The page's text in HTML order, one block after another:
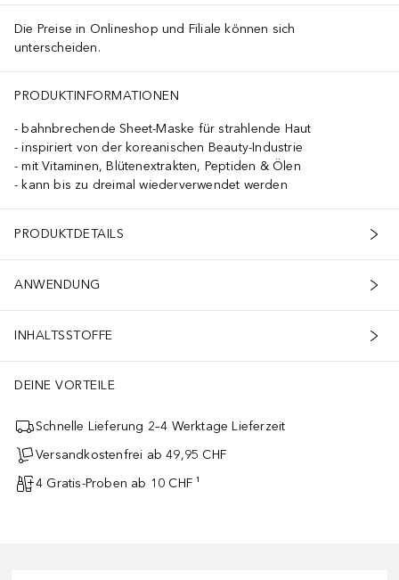
Die Preise in Onlineshop und Filiale können sich
unterscheiden.
PRODUKTINFORMATIONEN
bahnbrechende Sheet-Maske für strahlende Haut
inspiriert von der koreanischen Beauty-Industrie
mit Vitaminen, Blütenextrakten, Peptiden & Ölen
kann bis zu dreimal wiederverwendet werden
PRODUKTDETAILS
ANWENDUNG
INHALTSSTOFFE
DEINE VORTEILE
Schnelle Lieferung 2–4 Werktage Lieferzeit
Versandkostenfrei ab 49,95 CHF
4 Gratis-Proben ab 10 CHF ¹